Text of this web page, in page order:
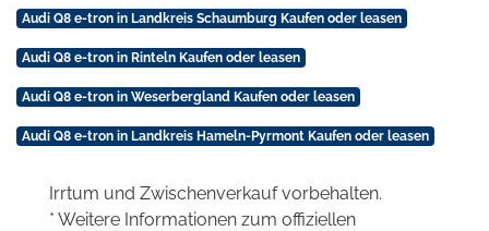
Audi Q8 e-tron in Landkreis Schaumburg Kaufen oder leasen
Audi Q8 e-tron in Rinteln Kaufen oder leasen
Audi Q8 e-tron in Weserbergland Kaufen oder leasen
Audi Q8 e-tron in Landkreis Hameln-Pyrmont Kaufen oder leasen
Irrtum und Zwischenverkauf vorbehalten.
* Weitere Informationen zum offiziellen